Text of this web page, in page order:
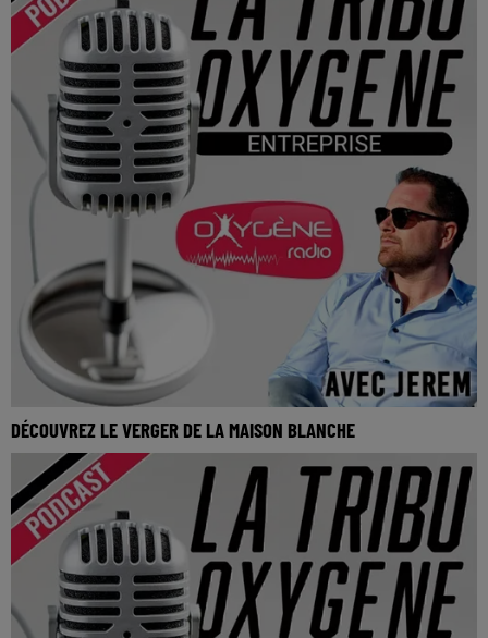
DÉCOUVREZ LE VERGER DE LA MAISON BLANCHE
La Tribu Oxygène By Jerem